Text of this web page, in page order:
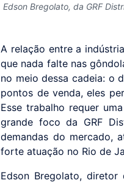
Edson Bregolato, da GRF
A relação entre a
que nada falte nas
no meio dessa cadeia: o
pontos de venda, eles
Esse trabalho requer
grande foco da GRF
demandas do mercado,
forte atuação no Rio de
Edson Bregolato, diretor